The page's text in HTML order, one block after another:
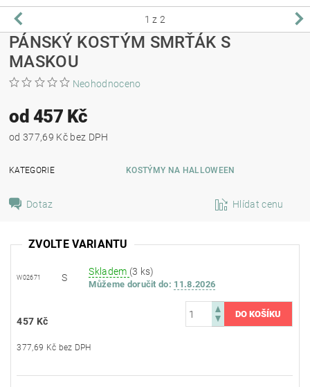
1 z 2
PÁNSKÝ KOSTÝM SMRŤÁK S
MASKOU
Neohodnoceno
od 457 Kč
od 377,69 Kč bez DPH
KATEGORIE KOSTÝMY NA HALLOWEEN
Dotaz Hlídat cenu
ZVOLTE VARIANTU
W02671 S
Skladem (3 ks)
Můžeme doručit do: 11.8.2026
457 Kč
377,69 Kč bez DPH